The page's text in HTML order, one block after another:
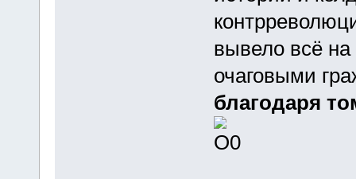
вывело всё
очаговыми
благодаря